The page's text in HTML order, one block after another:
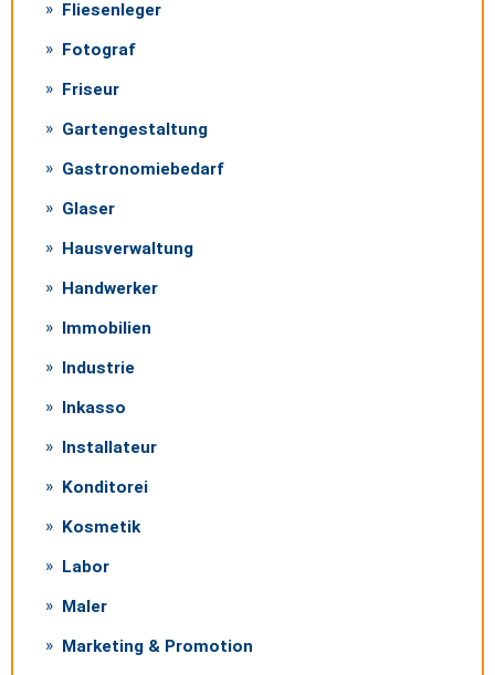
Fliesenleger
Fotograf
Friseur
Gartengestaltung
Gastronomiebedarf
Glaser
Hausverwaltung
Handwerker
Immobilien
Industrie
Inkasso
Installateur
Konditorei
Kosmetik
Labor
Maler
Marketing & Promotion